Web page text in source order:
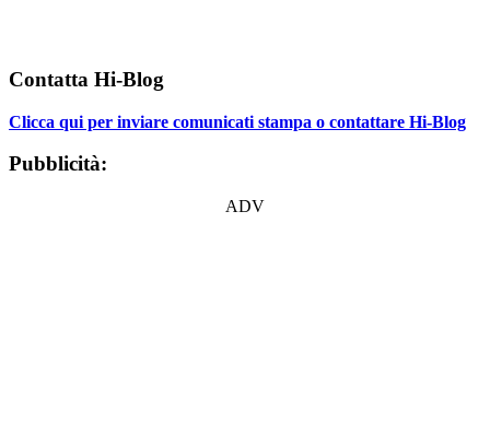
Contatta Hi-Blog
Clicca qui per inviare comunicati stampa o contattare Hi-Blog
Pubblicità:
ADV